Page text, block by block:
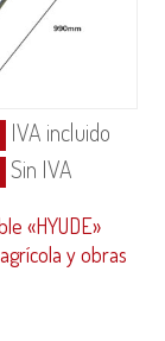
IVA incluido
Sin IVA
«HYUDE»
y obras